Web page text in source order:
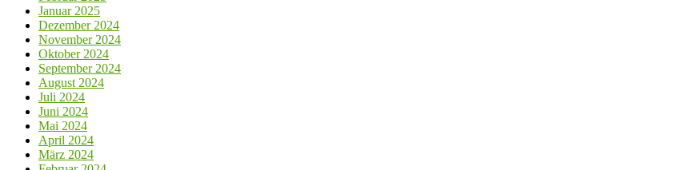
Januar 2025
Dezember 2024
November 2024
Oktober 2024
September 2024
August 2024
Juli 2024
Juni 2024
Mai 2024
April 2024
März 2024